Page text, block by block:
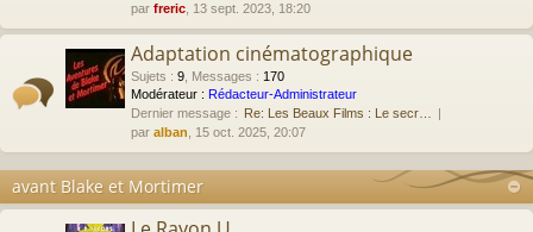
par freric , 13 sept. 2023, 18:20
Adaptation cinématographique
Sujets : 9 Messages : 170
Modérateur : Rédacteur-Administrateur
Dernier message : Re: Les Beaux Films : Le secr…
par alban , 15 oct. 2025, 20:07
avant Blake et Mortimer